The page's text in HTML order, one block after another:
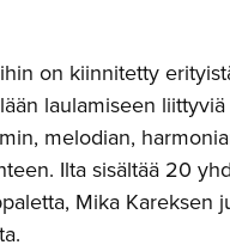
on kiinnitetty
laulamiseen
melodian,
Ilta sisältää 20
Mika Kareksen